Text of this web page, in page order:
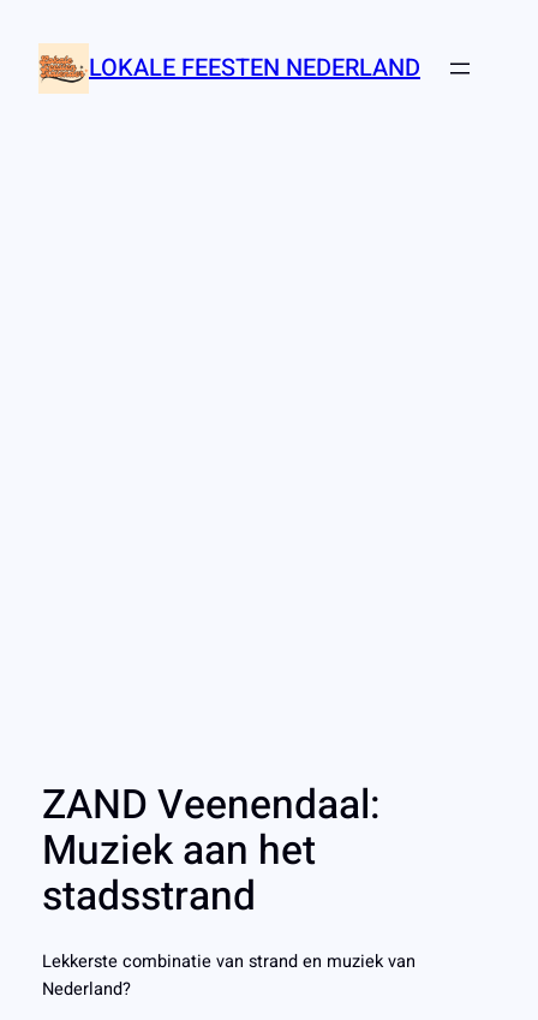
naar
LOKALE FEESTEN NEDERLAND
ZAND Veenendaal:
Muziek aan het
stadsstrand
Lekkerste combinatie van strand en muziek van
Nederland?